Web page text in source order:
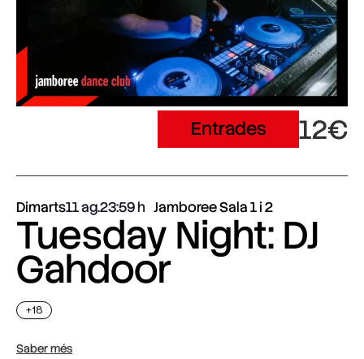
Entrades 12€
Dimarts11 ag.23:59 Jamboree Sala 1 i 2
Tuesday Night: DJ
Gahdoor
+18
Saber més